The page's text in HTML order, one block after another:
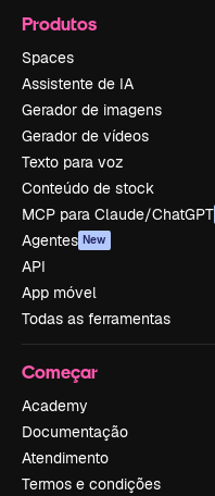
Produtos
Spaces
Assistente de IA
Gerador de imagens
Gerador de vídeos
Texto para voz
Conteúdo de stock
MCP para Claude/ChatGPT
Agentes New
API
App móvel
Todas as ferramentas
Começar
Academy
Documentação
Atendimento
Termos e condições